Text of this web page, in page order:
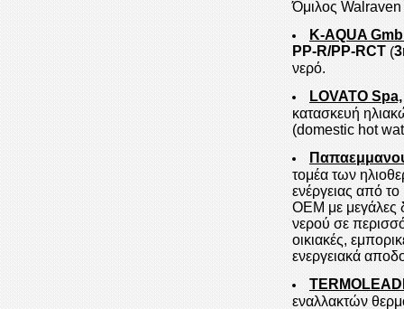
Όμιλος Walraven
K-AQUA
PP-R/PP-RCT (
νερό.
LOVATO Spa,
κατασκευή
(domestic hot
τομέα των
ενέργειας από
OEM με μεγάλες
νερού σε
οικιακές,
ενεργειακά
εναλλακτών